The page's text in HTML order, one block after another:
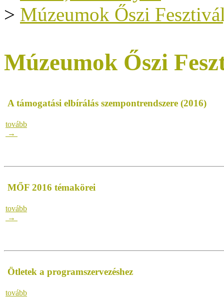
> Múzeumok Őszi
Múzeumok Őszi
A támogatási elbírálás szempontrendszere (2016)
tovább
→
MŐF 2016 témakörei
tovább
→
Ötletek a programszervezéshez
tovább